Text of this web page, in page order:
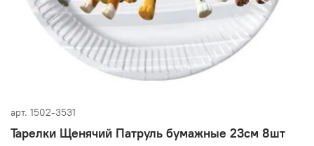
арт. 1502-3531
Тарелки Щенячий Патруль бумажные 23см 8шт